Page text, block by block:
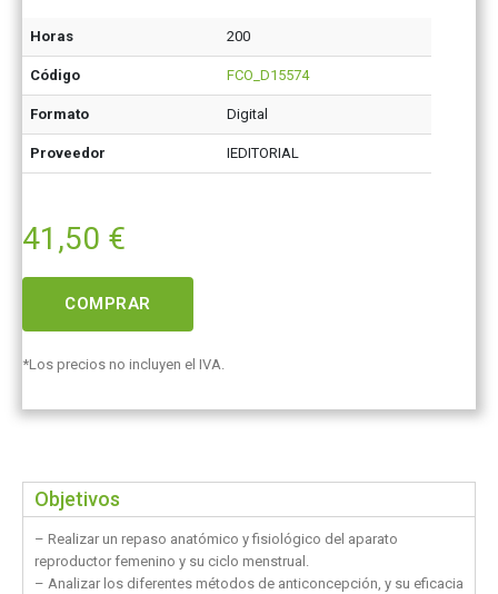
Horas 200
Código FCO_D15574
Formato Digital
Proveedor IEDITORIAL
41,50 €
COMPRAR
*Los precios no incluyen el IVA.
Objetivos
– Realizar un repaso anatómico y fisiológico del aparato
reproductor femenino y su ciclo menstrual.
– Analizar los diferentes métodos de anticoncepción, y su eficacia